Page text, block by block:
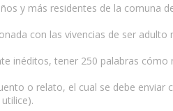
y más residentes de la comuna
con las vivencias de ser
inéditos, tener 250 palabras
o relato, el cual se debe